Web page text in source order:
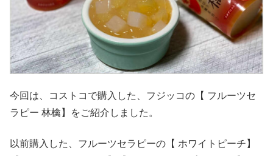
今回は、コストコで購入した、フジッコの【 フルーツセ
ラピー 林檎】をご紹介しました。
以前購入した、フルーツセラピーの【 ホワイトピーチ】